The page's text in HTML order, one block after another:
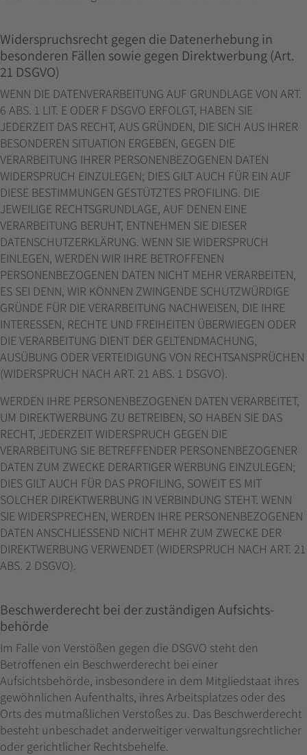
Widerspruchsrecht gegen die Datenerhebung in
besonderen Fällen sowie gegen Direktwerbung (Art.
21 DSGVO)
WENN DIE DATENVERARBEITUNG AUF GRUNDLAGE VON ART.
6 ABS. 1 LIT. E ODER F DSGVO ERFOLGT, HABEN SIE
JEDERZEIT DAS RECHT, AUS GRÜNDEN, DIE SICH AUS IHRER
BESONDEREN SITUATION ERGEBEN, GEGEN DIE
VERARBEITUNG IHRER PERSONENBEZOGENEN DATEN
WIDERSPRUCH EINZULEGEN; DIES GILT AUCH FÜR EIN AUF
DIESE BESTIMMUNGEN GESTÜTZTES PROFILING. DIE
JEWEILIGE RECHTSGRUNDLAGE, AUF DENEN EINE
VERARBEITUNG BERUHT, ENTNEHMEN SIE DIESER
DATENSCHUTZERKLÄRUNG. WENN SIE WIDERSPRUCH
EINLEGEN, WERDEN WIR IHRE BETROFFENEN
PERSONENBEZOGENEN DATEN NICHT MEHR VERARBEITEN,
ES SEI DENN, WIR KÖNNEN ZWINGENDE SCHUTZWÜRDIGE
GRÜNDE FÜR DIE VERARBEITUNG NACHWEISEN, DIE IHRE
INTERESSEN, RECHTE UND FREIHEITEN ÜBERWIEGEN ODER
DIE VERARBEITUNG DIENT DER GELTENDMACHUNG,
AUSÜBUNG ODER VERTEIDIGUNG VON RECHTSANSPRÜCHEN
(WIDERSPRUCH NACH ART. 21 ABS. 1 DSGVO).
WERDEN IHRE PERSONENBEZOGENEN DATEN VERARBEITET,
UM DIREKTWERBUNG ZU BETREIBEN, SO HABEN SIE DAS
RECHT, JEDERZEIT WIDERSPRUCH GEGEN DIE
VERARBEITUNG SIE BETREFFENDER PERSONENBEZOGENER
DATEN ZUM ZWECKE DERARTIGER WERBUNG EINZULEGEN;
DIES GILT AUCH FÜR DAS PROFILING, SOWEIT ES MIT
SOLCHER DIREKTWERBUNG IN VERBINDUNG STEHT. WENN
SIE WIDERSPRECHEN, WERDEN IHRE PERSONENBEZOGENEN
DATEN ANSCHLIESSEND NICHT MEHR ZUM ZWECKE DER
DIREKTWERBUNG VERWENDET (WIDERSPRUCH NACH ART. 21
ABS. 2 DSGVO).
Beschwerde­recht bei der zuständigen Aufsichts­
behörde
Im Falle von Verstößen gegen die DSGVO steht den
Betroffenen ein Beschwerderecht bei einer
Aufsichtsbehörde, insbesondere in dem Mitgliedstaat ihres
gewöhnlichen Aufenthalts, ihres Arbeitsplatzes oder des
Orts des mutmaßlichen Verstoßes zu. Das Beschwerderecht
besteht unbeschadet anderweitiger verwaltungsrechtlicher
oder gerichtlicher Rechtsbehelfe.